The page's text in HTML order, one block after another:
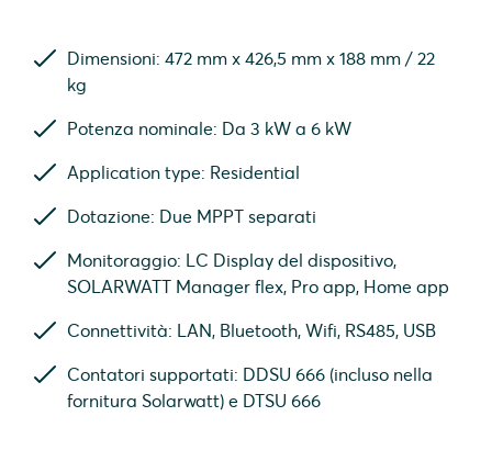
Dimensioni: 472 mm x 426,5 mm x 188 mm / 22
kg
Potenza nominale: Da 3 kW a 6 kW
Application type: Residential
Dotazione: Due MPPT separati
Monitoraggio: LC Display del dispositivo,
SOLARWATT Manager flex, Pro app, Home app
Connettività: LAN, Bluetooth, Wifi, RS485, USB
Contatori supportati: DDSU 666 (incluso nella
fornitura Solarwatt) e DTSU 666